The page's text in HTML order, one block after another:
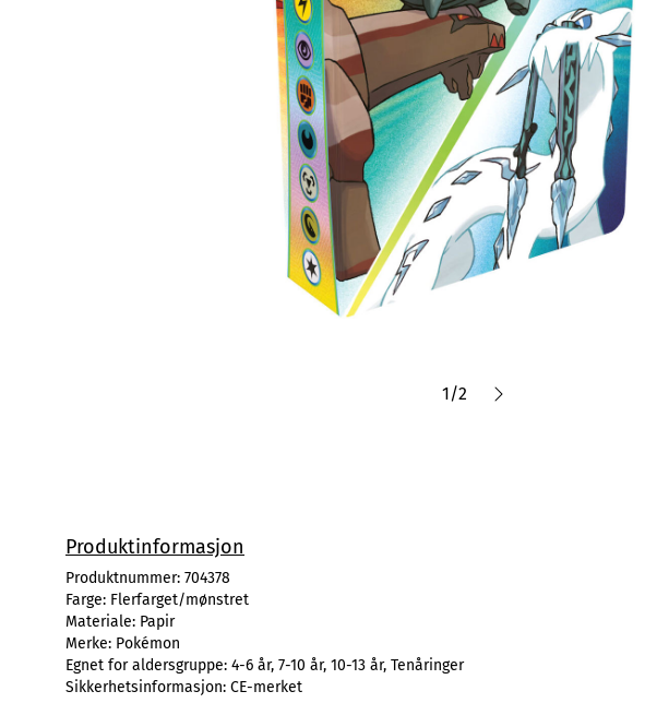
1/2
Produktinformasjon
Produktnummer: 704378
Farge: Flerfarget/mønstret
Materiale: Papir
Merke: Pokémon
Egnet for aldersgruppe: 4-6 år, 7-10 år, 10-13 år, Tenåringer
Sikkerhetsinformasjon: CE-merket